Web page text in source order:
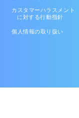
カスタマーハラスメント
に対する行動指針
個人情報の取り扱い